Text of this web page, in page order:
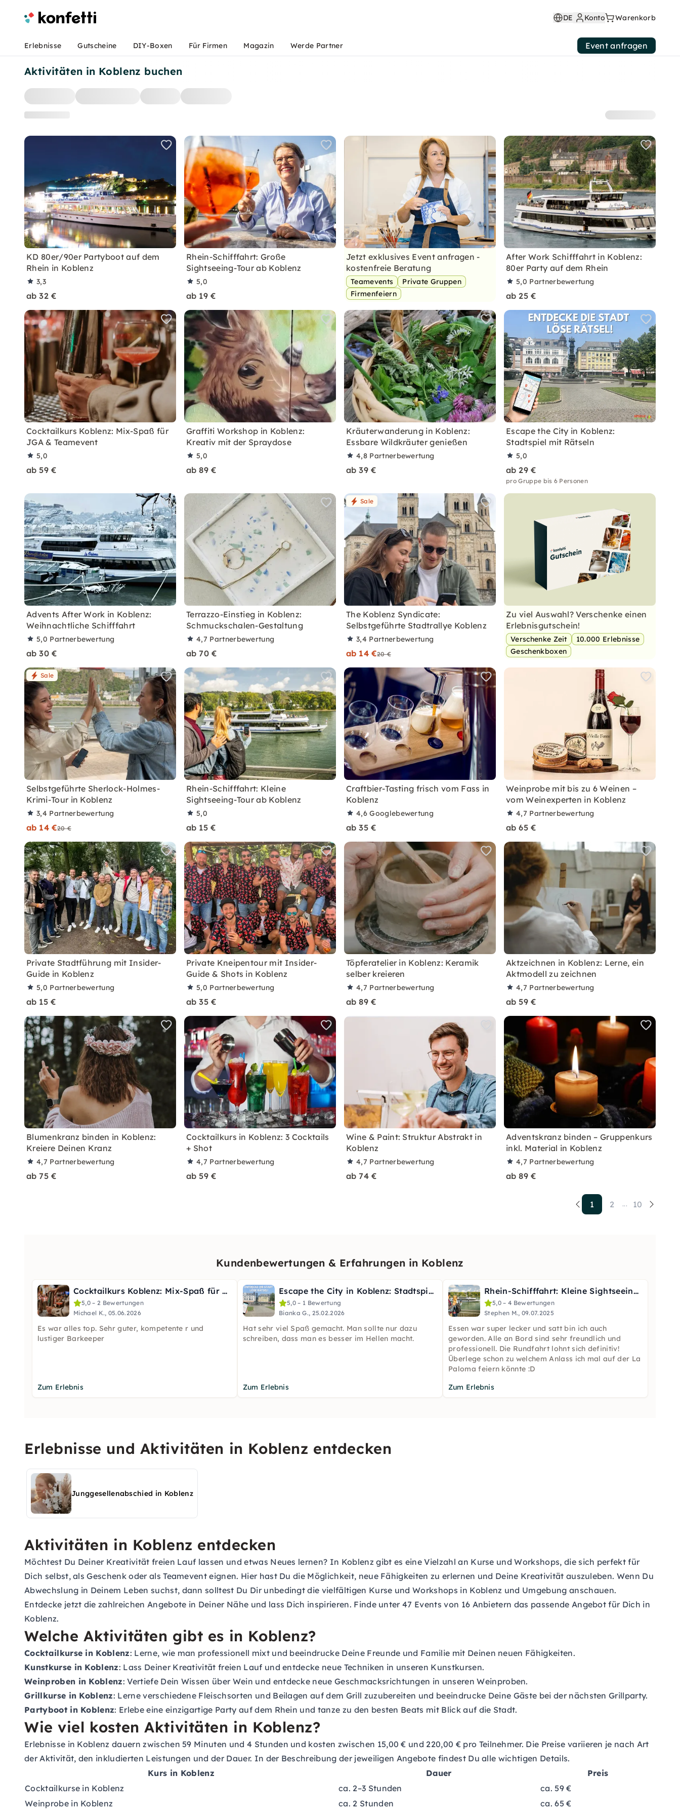
Aktivitäten in Koblenz buchen
KD 80er/90er Partyboot auf dem
Rhein in Koblenz
3,3
ab 32 €
Rhein-Schifffahrt: Große
Sightseeing-Tour ab Koblenz
5,0
ab 19 €
Jetzt exklusives Event anfragen -
kostenfreie Beratung
Teamevents
Private Gruppen
Firmenfeiern
After Work Schifffahrt in Koblenz:
80er Party auf dem Rhein
5,0 Partnerbewertung
ab 25 €
Cocktailkurs Koblenz: Mix-Spaß für
JGA & Teamevent
5,0
ab 59 €
Graffiti Workshop in Koblenz:
Kreativ mit der Spraydose
5,0
ab 89 €
Kräuterwanderung in Koblenz:
Essbare Wildkräuter genießen
4,8 Partnerbewertung
ab 39 €
Escape the City in Koblenz:
Stadtspiel mit Rätseln
5,0
ab 29 €
pro Gruppe bis 6 Personen
Advents After Work in Koblenz:
Weihnachtliche Schifffahrt
5,0 Partnerbewertung
ab 30 €
Terrazzo-Einstieg in Koblenz:
Schmuckschalen-Gestaltung
4,7 Partnerbewertung
ab 70 €
Sale
The Koblenz Syndicate:
Selbstgeführte Stadtrallye Koblenz
3,4 Partnerbewertung
ab 14 €20 €
Zu viel Auswahl? Verschenke einen
Erlebnisgutschein!
Verschenke Zeit
10.000 Erlebnisse
Geschenkboxen
Sale
Selbstgeführte Sherlock-Holmes-
Krimi-Tour in Koblenz
3,4 Partnerbewertung
ab 14 €20 €
Rhein-Schifffahrt: Kleine
Sightseeing-Tour ab Koblenz
5,0
ab 15 €
Craftbier-Tasting frisch vom Fass in
Koblenz
4,6Googlebewertung
ab 35 €
Weinprobe mit bis zu 6 Weinen –
vom Weinexperten in Koblenz
4,7 Partnerbewertung
ab 65 €
Private Stadtführung mit Insider-
Guide in Koblenz
5,0 Partnerbewertung
ab 15 €
Private Kneipentour mit Insider-
Guide & Shots in Koblenz
5,0 Partnerbewertung
ab 35 €
Töpferatelier in Koblenz: Keramik
selber kreieren
4,7 Partnerbewertung
ab 89 €
Aktzeichnen in Koblenz: Lerne, ein
Aktmodell zu zeichnen
4,7 Partnerbewertung
ab 59 €
Blumenkranz binden in Koblenz:
Kreiere Deinen Kranz
4,7 Partnerbewertung
ab 75 €
Cocktailkurs in Koblenz: 3 Cocktails
+ Shot
4,7 Partnerbewertung
ab 59 €
Wine & Paint: Struktur Abstrakt in
Koblenz
4,7 Partnerbewertung
ab 74 €
Adventskranz binden – Gruppenkurs
inkl. Material in Koblenz
4,7 Partnerbewertung
ab 89 €
1 2 ... 10
Kundenbewertungen & Erfahrungen in Koblenz
Cocktailkurs Koblenz: Mix-Spaß für JGA & Teamevent
5,0 – 2 Bewertungen
Michael K., 05.06.2026
Es war alles top. Sehr guter, kompetente r und
lustiger Barkeeper
Zum Erlebnis
Escape the City in Koblenz: Stadtspiel mit Rätseln
5,0 – 1 Bewertung
Bianka G., 25.02.2026
Hat sehr viel Spaß gemacht. Man sollte nur dazu
schreiben, dass man es besser im Hellen macht.
Zum Erlebnis
Rhein-Schifffahrt: Kleine Sightseeing-Tour ab Koblenz
5,0 – 4 Bewertungen
Stephen M., 09.07.2025
Essen war super lecker und satt bin ich auch
geworden. Alle an Bord sind sehr freundlich und
professionell. Die Rundfahrt lohnt sich definitiv!
Überlege schon zu welchem Anlass ich mal auf der La
Paloma feiern könnte :D
Zum Erlebnis
Erlebnisse und Aktivitäten in Koblenz entdecken
Junggesellenabschied in Koblenz
Aktivitäten in Koblenz entdecken
Möchtest Du Deiner Kreativität freien Lauf lassen und etwas Neues lernen? In Koblenz gibt es eine Vielzahl an Kurse und Workshops, die sich perfekt für
Dich selbst, als Geschenk oder als Teamevent eignen. Hier hast Du die Möglichkeit, neue Fähigkeiten zu erlernen und Deine Kreativität auszuleben. Wenn Du
Abwechslung in Deinem Leben suchst, dann solltest Du Dir unbedingt die vielfältigen Kurse und Workshops in Koblenz und Umgebung anschauen.
Entdecke jetzt die zahlreichen Angebote in Deiner Nähe und lass Dich inspirieren. Finde unter 47 Events von 16 Anbietern das passende Angebot für Dich in
Koblenz.
Welche Aktivitäten gibt es in Koblenz?
Cocktailkurse in Koblenz: Lerne, wie man professionell mixt und beeindrucke Deine Freunde und Familie mit Deinen neuen Fähigkeiten.
Kunstkurse in Koblenz: Lass Deiner Kreativität freien Lauf und entdecke neue Techniken in unseren Kunstkursen.
Weinproben in Koblenz: Vertiefe Dein Wissen über Wein und entdecke neue Geschmacksrichtungen in unseren Weinproben.
Grillkurse in Koblenz: Lerne verschiedene Fleischsorten und Beilagen auf dem Grill zuzubereiten und beeindrucke Deine Gäste bei der nächsten Grillparty.
Partyboot in Koblenz: Erlebe eine einzigartige Party auf dem Rhein und tanze zu den besten Beats mit Blick auf die Stadt.
Wie viel kosten Aktivitäten in Koblenz?
Erlebnisse in Koblenz dauern zwischen 59 Minuten und 4 Stunden und kosten zwischen 15,00 € und 220,00 € pro Teilnehmer. Die Preise variieren je nach Art
der Aktivität, den inkludierten Leistungen und der Dauer. In der Beschreibung der jeweiligen Angebote findest Du alle wichtigen Details.
Kurs in Koblenz
Dauer
Preis
Cocktailkurse in Koblenz
ca. 2–3 Stunden
ca. 59 €
Weinprobe in Koblenz
ca. 2 Stunden
ca. 65 €
DE Konto Warenkorb
Erlebnisse Gutscheine DIY-Boxen Für Firmen Magazin Werde Partner Event anfragen